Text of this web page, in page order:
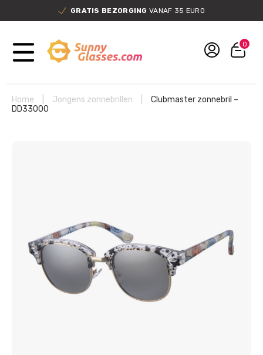
GRATIS BEZORGING VANAF 35 EURO
0
Home Jongens zonnebrillen
Clubmaster zonnebril –
DD33000